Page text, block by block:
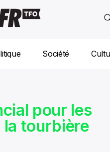
Société
pour les
la tourbière